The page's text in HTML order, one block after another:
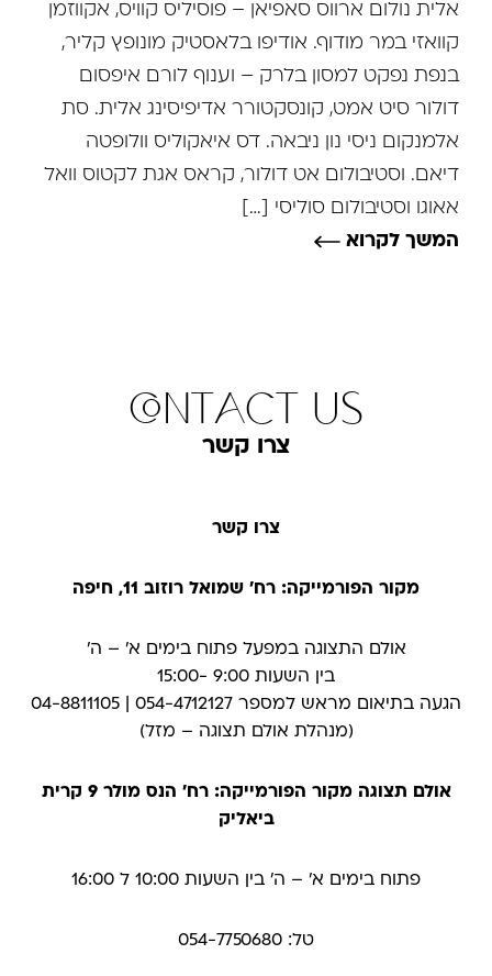
אלית נולום ארווס סאפיאן – פוסיליס קוויס, אקווזמן
קוואזי במר מודוף. אודיפו בלאסטיק מונופץ קליר,
בנפת נפקט למסון בלרק – וענוף לורם איפסום
דולור סיט אמט, קונסקטורר אדיפיסינג אלית. סת
אלמנקום ניסי נון ניבאה. דס איאקוליס וולופטה
דיאם. וסטיבולום אט דולור, קראס אגת לקטוס וואל
אאוגו וסטיבולום סוליסי […]
המשך לקרוא
contact us
צרו קשר
צרו קשר
מקור הפורמייקה: רח' שמואל רוזוב 11, חיפה
אולם התצוגה במפעל פתוח בימים א׳ – ה׳
בין השעות 9:00 -15:00
הגעה בתיאום מראש למספר 054-4712127 | 04-8811105
(מנהלת אולם תצוגה – מזל)
אולם תצוגה מקור הפורמייקה: רח' הנס מולר 9 קרית
ביאליק
פתוח בימים א׳ – ה׳ בין השעות 10:00 ל 16:00
טל: 054-7750680